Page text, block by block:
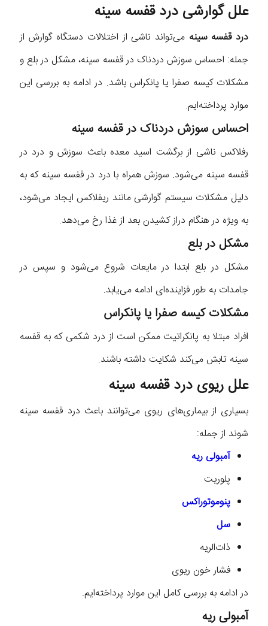
علل گوارشی درد قفسه سینه
درد قفسه سینه می‌تواند ناشی از اختلالات دستگاه گوارش از
جمله: احساس سوزش دردناک در قفسه سینه، مشکل در بلع و
مشکلات کیسه صفرا یا پانکراس باشد. در ادامه به بررسی این
موارد پرداخته‌ایم.
احساس سوزش دردناک در قفسه سینه
رفلاکس ناشی از برگشت اسید معده باعث سوزش و درد در
قفسه سینه می‌شود. سوزش همراه با درد در قفسه سینه که به
دلیل مشکلات سیستم گوارشی مانند ریفلاکس ایجاد می‌شود،
به ویژه در هنگام دراز کشیدن بعد از غذا رخ می‌دهد.
مشکل در بلع
مشکل در بلع ابتدا در مایعات شروع می‌شود و سپس در
جامدات به طور فزاینده‌ای ادامه می‌یابد.
مشکلات کیسه صفرا یا پانکراس
افراد مبتلا به پانکراتیت ممکن است از درد شکمی که به قفسه
سینه تابش می‌کند شکایت داشته باشند.
علل ریوی درد قفسه سینه
بسیاری از بیماری‌های ریوی می‌توانند باعث درد قفسه سینه
شوند از جمله:
آمبولی ریه
پلوریت
پنوموتوراکس
سل
ذات‌الریه
فشار خون ریوی
در ادامه به بررسی کامل این موارد پرداخته‌ایم.
آمبولی ریه